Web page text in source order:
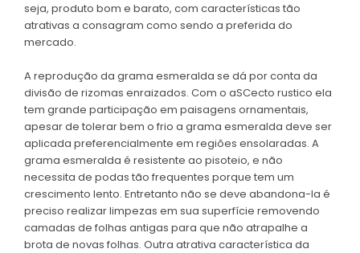
seja, produto bom e barato, com características tão
atrativas a consagram como sendo a preferida do
mercado.
A reprodução da grama esmeralda se dá por conta da
divisão de rizomas enraizados. Com o aSCecto rustico ela
tem grande participação em paisagens ornamentais,
apesar de tolerar bem o frio a grama esmeralda deve ser
aplicada preferencialmente em regiões ensolaradas. A
grama esmeralda é resistente ao pisoteio, e não
necessita de podas tão frequentes porque tem um
crescimento lento. Entretanto não se deve abandona-la é
preciso realizar limpezas em sua superfície removendo
camadas de folhas antigas para que não atrapalhe a
brota de novas folhas. Outra atrativa característica da